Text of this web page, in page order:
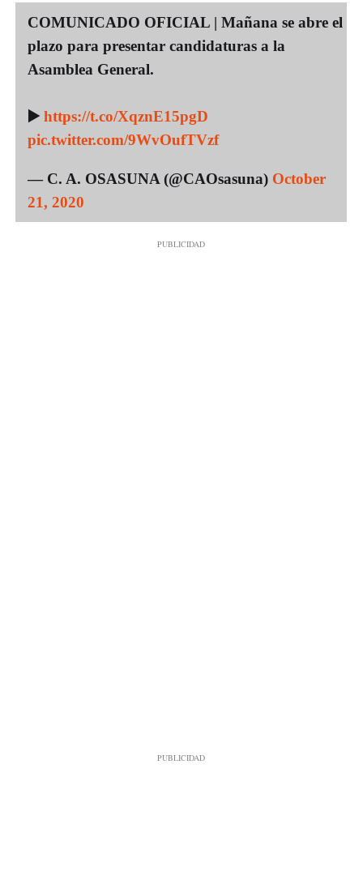
COMUNICADO OFICIAL | Mañana se abre el
plazo para presentar candidaturas a la
Asamblea General.
▶️ https://t.co/XqznE15pgD
pic.twitter.com/9WvOufTVzf
— C. A. OSASUNA (@CAOsasuna) October
21, 2020